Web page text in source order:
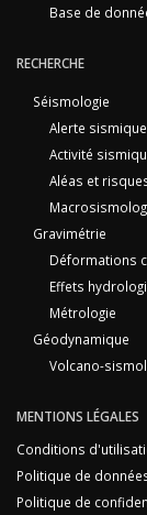
Base de
RECHERCHE
Séismologie
Alerte sismique
Activité
Aléas et
Gravimétrie
Déformations
Effets
Métrologie
Géodynamique
Volcano-
MENTIONS LÉGALES
Conditions
Politique de
Politique de